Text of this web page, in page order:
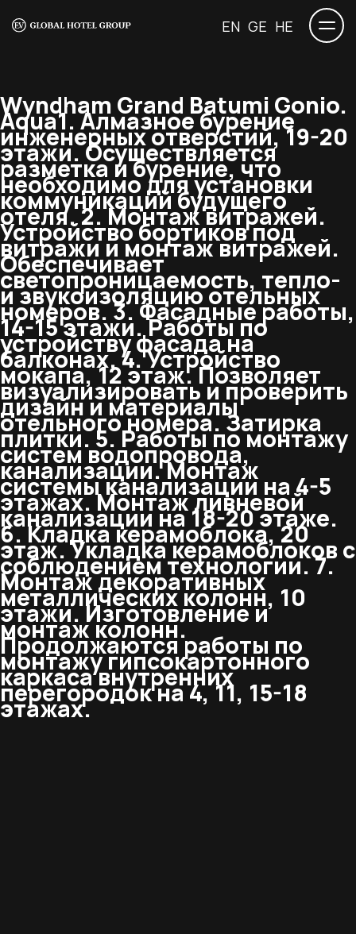
EN GE HE
Wyndham Grand Batumi Gonio.
Aqua1. Алмазное бурение
инженерных отверстий, 19-20
этажи. Осуществляется
разметка и бурение, что
необходимо для установки
коммуникаций будущего
отеля. 2. Монтаж витражей.
Устройство бортиков под
витражи и монтаж витражей.
Обеспечивает
светопроницаемость, тепло-
и звукоизоляцию отельных
номеров. 3. Фасадные работы,
14-15 этажи. Работы по
устройству фасада на
балконах. 4. Устройство
мокапа, 12 этаж. Позволяет
визуализировать и проверить
дизайн и материалы
отельного номера. Затирка
плитки. 5. Работы по монтажу
систем водопровода,
канализации. Монтаж
системы канализации на 4-5
этажах. Монтаж ливневой
канализации на 18-20 этаже.
6. Кладка керамоблока, 20
этаж. Укладка керамоблоков с
соблюдением технологии. 7.
Монтаж декоративных
металлических колонн, 10
этажи. Изготовление и
монтаж колонн.
Продолжаются работы по
монтажу гипсокартонного
каркаса внутренних
перегородок на 4, 11, 15-18
этажах.